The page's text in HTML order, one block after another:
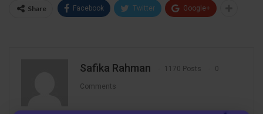
Share Facebook Twitter Google+
Safika Rahman 1170 Posts 0
Comments